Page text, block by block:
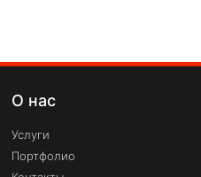
О нас
Услуги
Портфолио